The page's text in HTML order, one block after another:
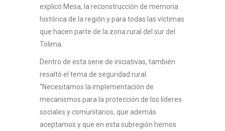
explicó Mesa, la reconstrucción de memoria
histórica de la región y para todas las víctimas
que hacen parte de la zona rural del sur del
Tolima.
Dentro de esta serie de iniciativas, también
resaltó el tema de seguridad rural.
“Necesitamos la implementación de
mecanismos para la protección de los líderes
sociales y comunitarios, que además
aceptamos y que en esta subregión hemos